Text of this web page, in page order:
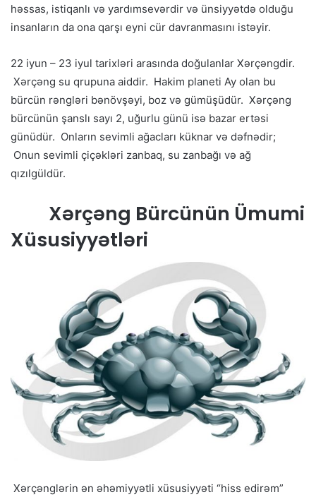
həssas, istiqanlı və yardımsevərdir və ünsiyyətdə olduğu
insanların da ona qarşı eyni cür davranmasını istəyir.
22 iyun – 23 iyul tarixləri arasında doğulanlar Xərçəngdir.
Xərçəng su qrupuna aiddir. Hakim planeti Ay olan bu
bürcün rəngləri bənövşəyi, boz və gümüşüdür. Xərçəng
bürcünün şanslı sayı 2, uğurlu günü isə bazar ertəsi
günüdür. Onların sevimli ağacları küknar və dəfnədir;
Onun sevimli çiçəkləri zanbaq, su zanbağı və ağ
qızılgüldür.
Xərçəng Bürcünün Ümumi
Xüsusiyyətləri
Xərçənglərin ən əhəmiyyətli xüsusiyyəti “hiss edirəm”